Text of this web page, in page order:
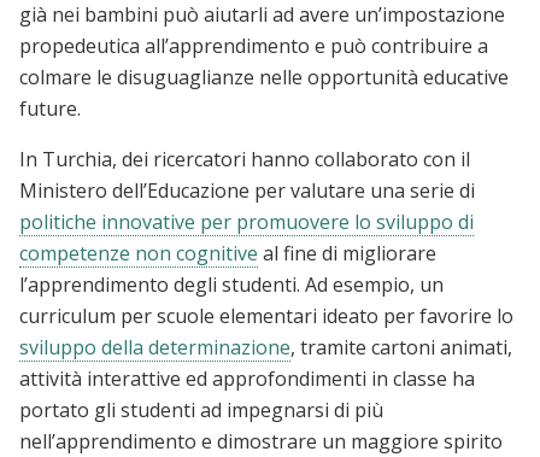
già nei bambini può aiutarli ad avere un’impostazione
propedeutica all’apprendimento e può contribuire a
colmare le disuguaglianze nelle opportunità educative
future.
In Turchia, dei ricercatori hanno collaborato con il
Ministero dell’Educazione per valutare una serie di
politiche innovative per promuovere lo sviluppo di
competenze non cognitive al fine di migliorare
l’apprendimento degli studenti. Ad esempio, un
curriculum per scuole elementari ideato per favorire lo
sviluppo della determinazione, tramite cartoni animati,
attività interattive ed approfondimenti in classe ha
portato gli studenti ad impegnarsi di più
nell’apprendimento e dimostrare un maggiore spirito